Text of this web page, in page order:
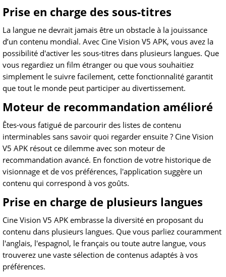
Prise en charge des sous-titres
La langue ne devrait jamais être un obstacle à la jouissance
d’un contenu mondial. Avec Cine Vision V5 APK, vous avez la
possibilité d'activer les sous-titres dans plusieurs langues. Que
vous regardiez un film étranger ou que vous souhaitiez
simplement le suivre facilement, cette fonctionnalité garantit
que tout le monde peut participer au divertissement.
Moteur de recommandation amélioré
Êtes-vous fatigué de parcourir des listes de contenu
interminables sans savoir quoi regarder ensuite ? Cine Vision
V5 APK résout ce dilemme avec son moteur de
recommandation avancé. En fonction de votre historique de
visionnage et de vos préférences, l'application suggère un
contenu qui correspond à vos goûts.
Prise en charge de plusieurs langues
Cine Vision V5 APK embrasse la diversité en proposant du
contenu dans plusieurs langues. Que vous parliez couramment
l'anglais, l'espagnol, le français ou toute autre langue, vous
trouverez une vaste sélection de contenus adaptés à vos
préférences.